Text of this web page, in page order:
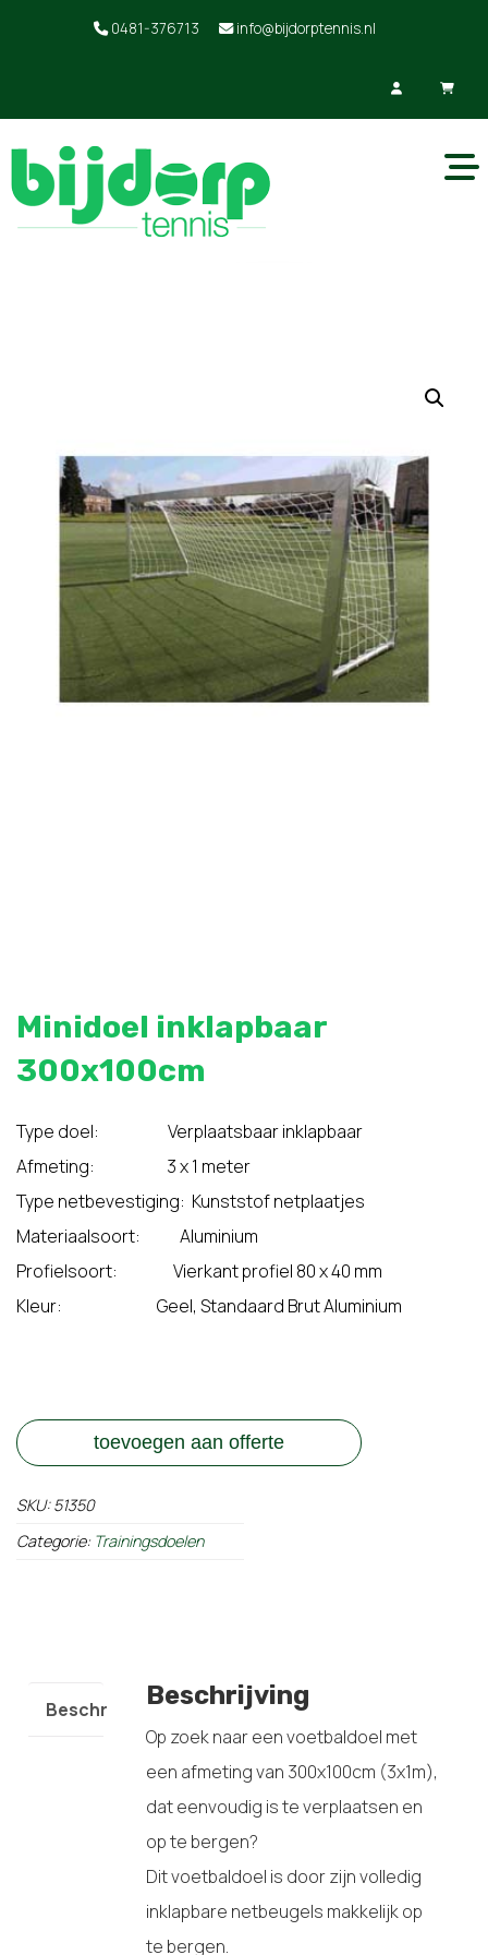
0481-376713 info@bijdorptennis.nl
Minidoel inklapbaar
300x100cm
Type doel: Verplaatsbaar inklapbaar
Afmeting: 3 x 1 meter
Type netbevestiging: Kunststof netplaatjes
Materiaalsoort: Aluminium
Profielsoort: Vierkant profiel 80 x 40 mm
Kleur: Geel, Standaard Brut Aluminium
toevoegen aan offerte
SKU:51350
Categorie: Trainingsdoelen
BeschrijvingBeschrijving
Op zoek naar een voetbaldoel met
een afmeting van 300x100cm (3x1m),
dat eenvoudig is te verplaatsen en
op te bergen?
Dit voetbaldoel is door zijn volledig
inklapbare netbeugels makkelijk op
te bergen.